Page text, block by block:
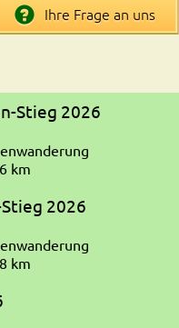
Ihre Frage an uns
Stieg 2026
km
2026
km